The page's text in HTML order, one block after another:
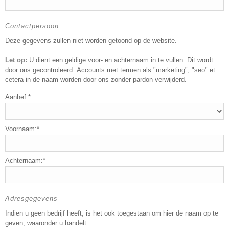
Contactpersoon
Deze gegevens zullen niet worden getoond op de website.
Let op: U dient een geldige voor- en achternaam in te vullen. Dit wordt
door ons gecontroleerd. Accounts met termen als "marketing", "seo" et
cetera in de naam worden door ons zonder pardon verwijderd.
Aanhef:*
Voornaam:*
Achternaam:*
Adresgegevens
Indien u geen bedrijf heeft, is het ook toegestaan om hier de naam op te
geven, waaronder u handelt.